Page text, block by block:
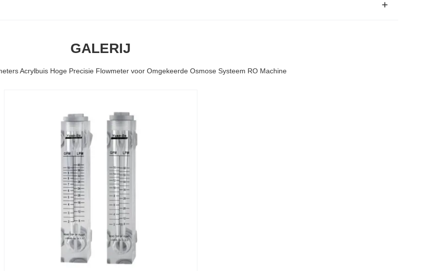
GALERIJ
Acrylbuis Hoge Precisie Flowmeter voor Omgekeerde Osmose Systeem RO Machine